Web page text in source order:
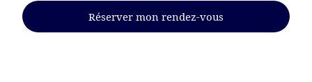
Réserver mon rendez-vous